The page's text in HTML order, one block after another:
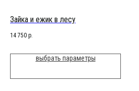
Зайка и ежик в лесу
14 750 р.
выбрать параметры